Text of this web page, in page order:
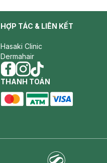
HỢP TÁC & LIÊN KẾT
Hasaki Clinic
Dermahair
facebook
instagram
tiktok
THANH TOÁN